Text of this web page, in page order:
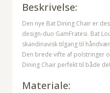
Beskrivelse:
Den nye Bat Dining Chair er
design-duo GamFratesi. Bat
skandinavisk tilgang til
Den brede vifte af polstringer
Dining Chair perfekt til både
Materiale: